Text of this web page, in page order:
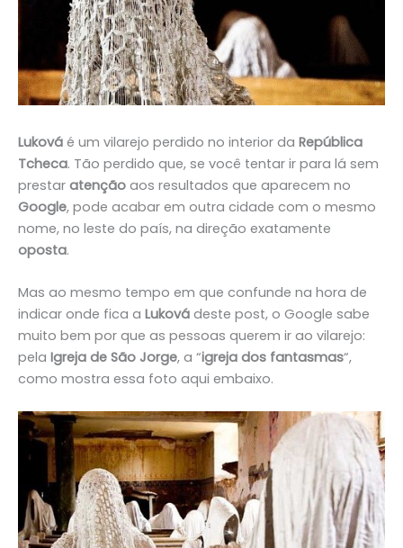
Luková é um vilarejo perdido no interior da República
Tcheca. Tão perdido que, se você tentar ir para lá sem
prestar atenção aos resultados que aparecem no
Google, pode acabar em outra cidade com o mesmo
nome, no leste do país, na direção exatamente
oposta.
Mas ao mesmo tempo em que confunde na hora de
indicar onde fica a Luková deste post, o Google sabe
muito bem por que as pessoas querem ir ao vilarejo:
pela Igreja de São Jorge, a “igreja dos fantasmas“,
como mostra essa foto aqui embaixo.